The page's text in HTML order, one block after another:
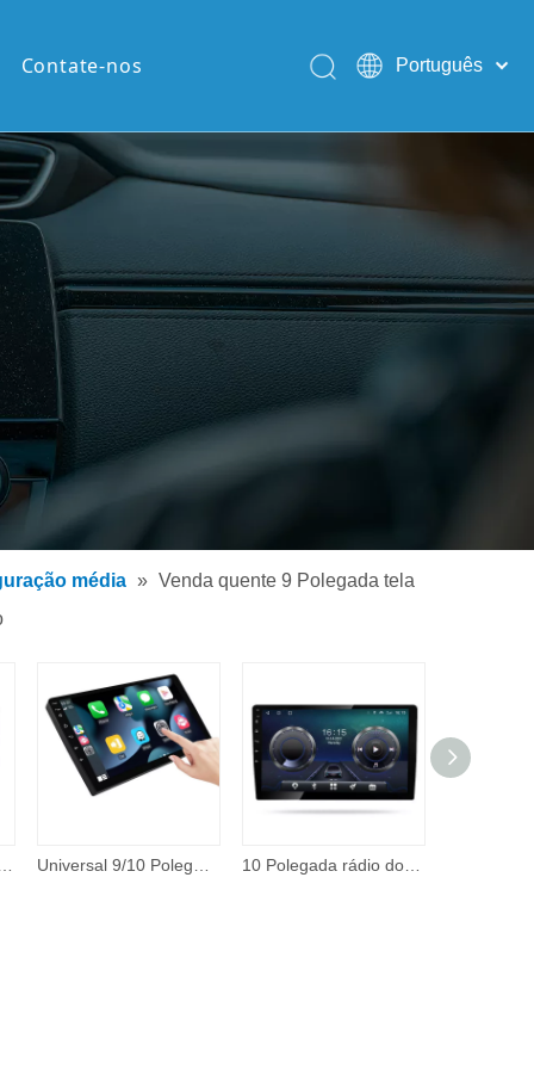
Contate-nos
Português
Pусский
média » Venda quente 9 Polegada tela